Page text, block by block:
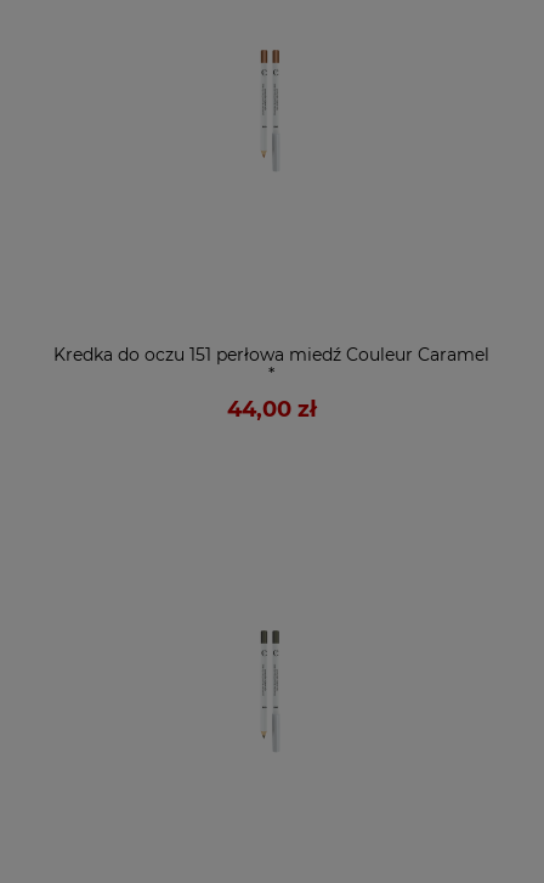
Kredka do oczu 151 perłowa miedź Couleur Caramel
*
44,00 zł